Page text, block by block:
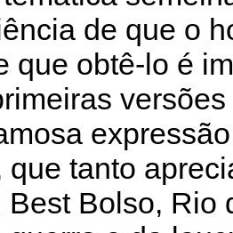
de que o
que obtê-lo é
que tanto
Best Bolso, Rio